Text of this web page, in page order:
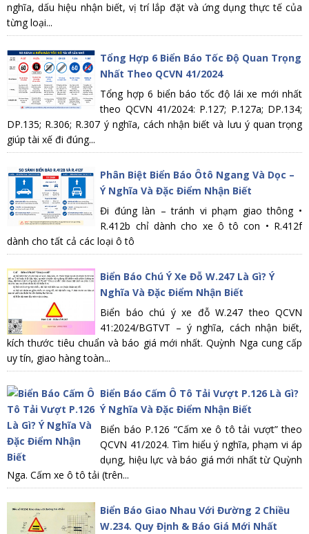
nghĩa, dấu hiệu nhận biết, vị trí lắp đặt và ứng dụng thực tế của
từng loại...
Tổng Hợp 6 Biển Báo Tốc Độ Quan Trọng
Nhất Theo QCVN 41/2024
Tổng hợp 6 biển báo tốc độ lái xe mới nhất
theo QCVN 41/2024: P.127; P.127a; DP.134;
DP.135; R.306; R.307 ý nghĩa, cách nhận biết và lưu ý quan trọng
giúp tài xế đi đúng...
Phân Biệt Biển Báo Ôtô Ngang Và Dọc –
Ý Nghĩa Và Đặc Điểm Nhận Biết
Đi đúng làn – tránh vi phạm giao thông •
R.412b chỉ dành cho xe ô tô con • R.412f
dành cho tất cả các loại ô tô
Biển Báo Chú Ý Xe Đỗ W.247 Là Gì? Ý
Nghĩa Và Đặc Điểm Nhận Biết
Biển báo chú ý xe đỗ W.247 theo QCVN
41:2024/BGTVT – ý nghĩa, cách nhận biết,
kích thước tiêu chuẩn và báo giá mới nhất. Quỳnh Nga cung cấp
uy tín, giao hàng toàn...
Biển Báo Cấm Ô Tô Tải Vượt P.126 Là Gì?
Ý Nghĩa Và Đặc Điểm Nhận Biết
Biển báo P.126 “Cấm xe ô tô tải vượt” theo
QCVN 41/2024. Tìm hiểu ý nghĩa, phạm vi áp
dụng, hiệu lực và báo giá mới nhất từ Quỳnh
Nga. Cấm xe ô tô tải (trên...
Biển Báo Giao Nhau Với Đường 2 Chiều
W.234. Quy Định & Báo Giá Mới Nhất